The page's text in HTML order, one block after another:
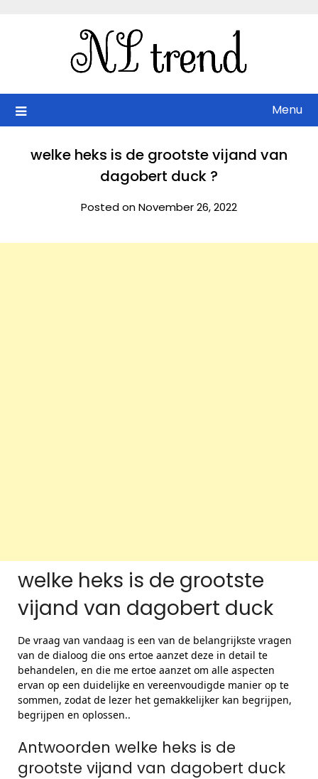
Menu
welke heks is de grootste vijand van
dagobert duck ?
Posted on November 26, 2022
welke heks is de grootste
vijand van dagobert duck
De vraag van vandaag is een van de belangrijkste vragen
van de dialoog die ons ertoe aanzet deze in detail te
behandelen, en die me ertoe aanzet om alle aspecten
ervan op een duidelijke en vereenvoudigde manier op te
sommen, zodat de lezer het gemakkelijker kan begrijpen,
begrijpen en oplossen..
Antwoorden welke heks is de
grootste vijand van dagobert duck